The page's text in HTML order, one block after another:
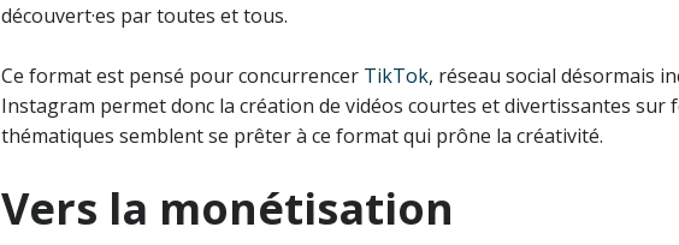
découvert·es par toutes et tous.
Ce format est pensé pour concurrencer TikTok, réseau social désormais
Instagram permet donc la création de vidéos courtes et divertissantes sur
thématiques semblent se prêter à ce format qui prône la créativité.
Vers la monétisation